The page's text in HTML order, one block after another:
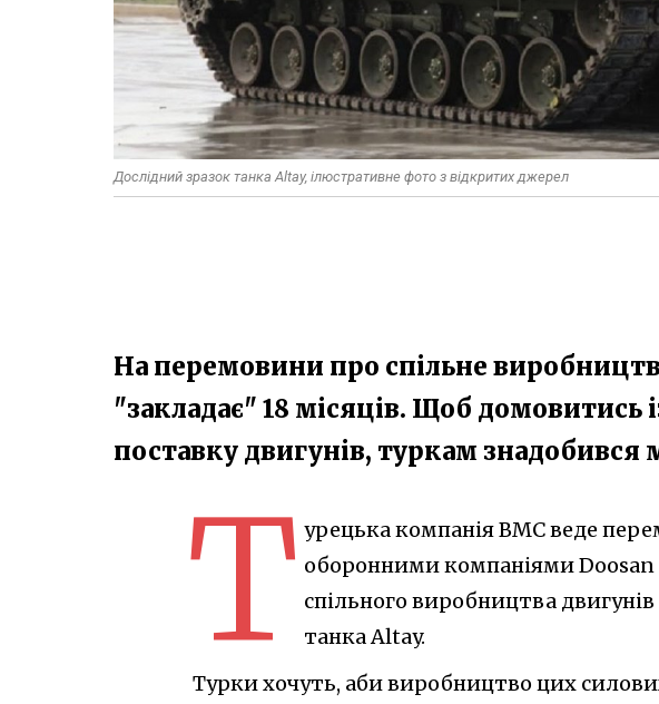
Дослідний зразок танка Altay, ілюстративне фото з відкритих джерел
На перемовини про спільне
"закладає" 18 місяців. Щоб домовитись
поставку двигунів, туркам знадобився
Т урецька компанія BMC веде
оборонними компаніями Doosan
спільного виробництва
танка Altay.
Турки хочуть, аби виробництво цих